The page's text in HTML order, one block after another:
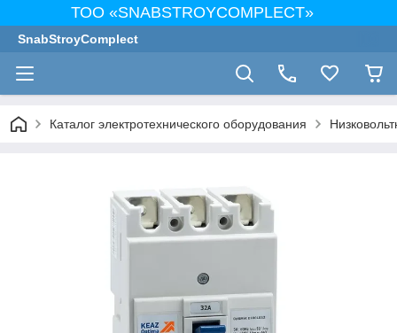
ТОО «SNABSTROYCOMPLECT»
SnabStroyComplect
Каталог электротехнического оборудования